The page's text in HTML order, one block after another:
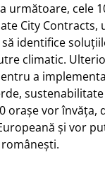
următoare, cele
City
identifice
climatic.
a
orașe vor
și vor